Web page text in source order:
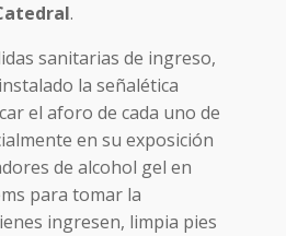
.
sanitarias de ingreso,
la señalética
el aforo de cada uno de
en su exposición
de alcohol gel en
para tomar la
ingresen, limpia pies